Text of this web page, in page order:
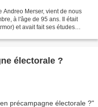
Andreo Merser, vient de nous
à l'âge de 95 ans. Il était
et avait fait ses études
électorale ?